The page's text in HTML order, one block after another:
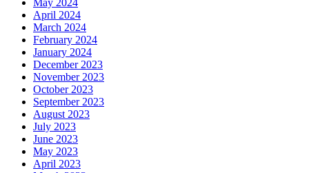
May 2024
April 2024
March 2024
February 2024
January 2024
December 2023
November 2023
October 2023
September 2023
August 2023
July 2023
June 2023
May 2023
April 2023